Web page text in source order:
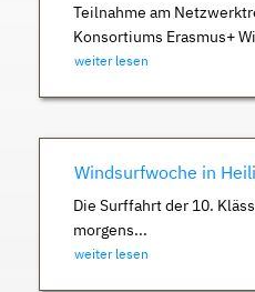
Teilnahme am
Konsortiums Erasmus+
weiter lesen
Windsurfwoche in
Die Surffahrt der 10.
morgens...
weiter lesen